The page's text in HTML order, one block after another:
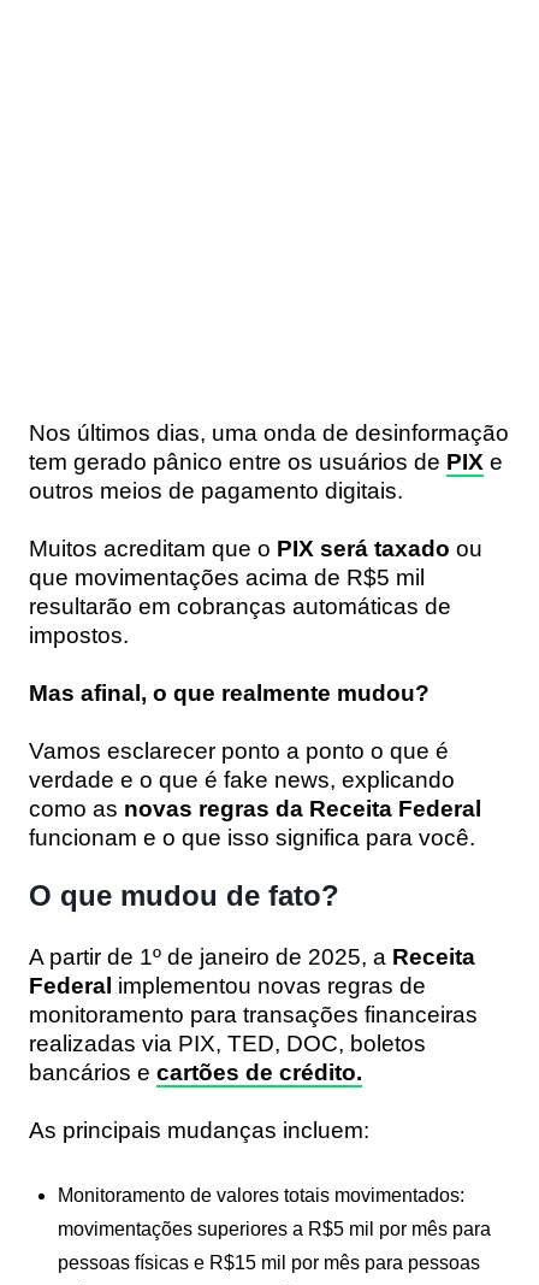
Nos últimos dias, uma onda de desinformação
tem gerado pânico entre os usuários de PIX e
outros meios de pagamento digitais.
Muitos acreditam que o PIX será taxado ou
que movimentações acima de R$5 mil
resultarão em cobranças automáticas de
impostos.
Mas afinal, o que realmente mudou?
Vamos esclarecer ponto a ponto o que é
verdade e o que é fake news, explicando
como as novas regras da Receita Federal
funcionam e o que isso significa para você.
O que mudou de fato?
A partir de 1º de janeiro de 2025, a Receita
Federal implementou novas regras de
monitoramento para transações financeiras
realizadas via PIX, TED, DOC, boletos
bancários e cartões de crédito.
As principais mudanças incluem:
Monitoramento de valores totais movimentados:
movimentações superiores a R$5 mil por mês para
pessoas físicas e R$15 mil por mês para pessoas